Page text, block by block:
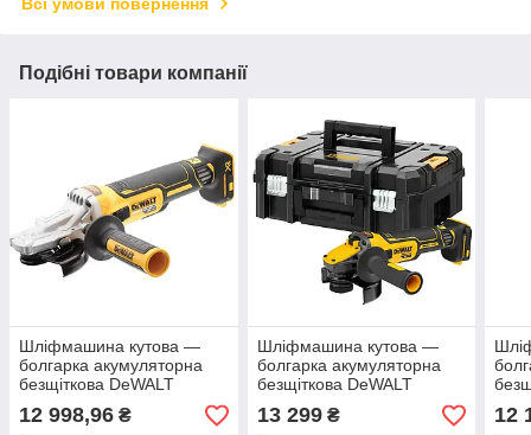
Подібні товари компанії
Шліфмашина кутова —
болгарка акумуляторна
безщіткова DeWALT
DCG405FN
12 998,96 ₴
Шліфмашина кутова —
болгарка акумуляторна
безщіткова DeWALT
DCG409NT
13 299₴ 12